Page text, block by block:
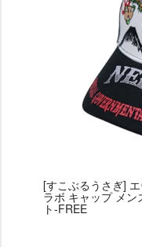
[すこぶるうさぎ]
ラボ キャップ メン
ト-FREE